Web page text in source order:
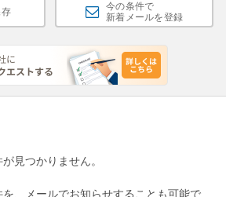
今の条件で
新着メールを登録
見つかりません。
、メールでお知らせすることも可能で